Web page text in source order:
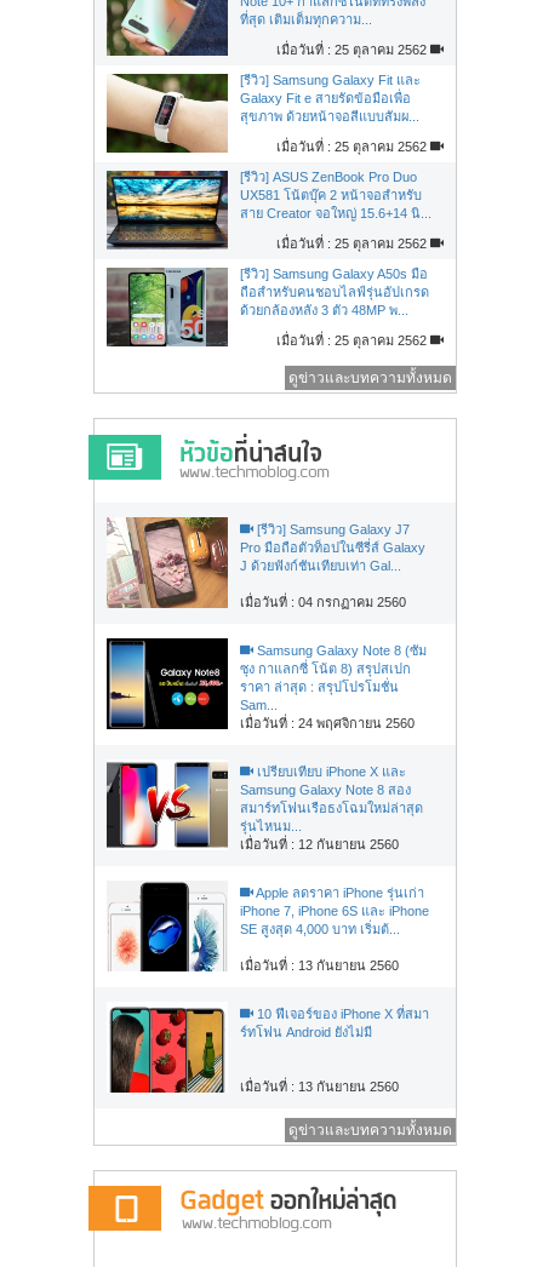
ที่สุด เติมเต็มทุกความ...
เมื่อวันที่ : 25 ตุลาคม 2562
[รีวิว] Samsung Galaxy Fit และ
Galaxy Fit e สายรัดข้อมือเพื่อ
สุขภาพ ด้วยหน้าจอสีแบบสัมผ...
เมื่อวันที่ : 25 ตุลาคม 2562
[รีวิว] ASUS ZenBook Pro Duo
UX581 โน้ตบุ๊ค 2 หน้าจอสำหรับ
สาย Creator จอใหญ่ 15.6+14 นิ...
เมื่อวันที่ : 25 ตุลาคม 2562
[รีวิว] Samsung Galaxy A50s มือ
ถือสำหรับคนชอบไลฟ์รุ่นอัปเกรด
ด้วยกล้องหลัง 3 ตัว 48MP พ...
เมื่อวันที่ : 25 ตุลาคม 2562
ดูข่าวและบทความทั้งหมด
[รีวิว] Samsung Galaxy J7
Pro มือถือตัวท็อปในซีรี่ส์ Galaxy
J ด้วยฟังก์ชันเทียบเท่า Gal...
เมื่อวันที่ : 04 กรกฏาคม 2560
Samsung Galaxy Note 8 (ซัม
ซุง กาแลกซี่ โน้ต 8) สรุปสเปก
ราคา ล่าสุด : สรุปโปรโมชั่น
Sam...
เมื่อวันที่ : 24 พฤศจิกายน 2560
เปรียบเทียบ iPhone X และ
Samsung Galaxy Note 8 สอง
สมาร์ทโฟนเรือธงโฉมใหม่ล่าสุด
รุ่นไหนม...
เมื่อวันที่ : 12 กันยายน 2560
Apple ลดราคา iPhone รุ่นเก่า
iPhone 7, iPhone 6S และ iPhone
SE สูงสุด 4,000 บาท เริ่มต้...
เมื่อวันที่ : 13 กันยายน 2560
10 ฟีเจอร์ของ iPhone X ที่สมา
ร์ทโฟน Android ยังไม่มี
เมื่อวันที่ : 13 กันยายน 2560
ดูข่าวและบทความทั้งหมด